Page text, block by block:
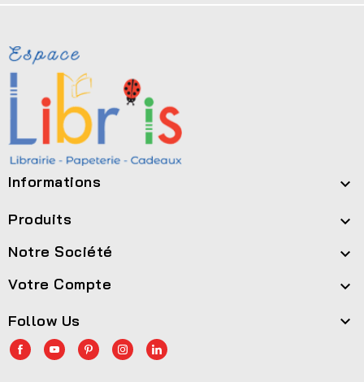
Informations 
Produits 
Notre Société 
Votre Compte 
Follow Us 